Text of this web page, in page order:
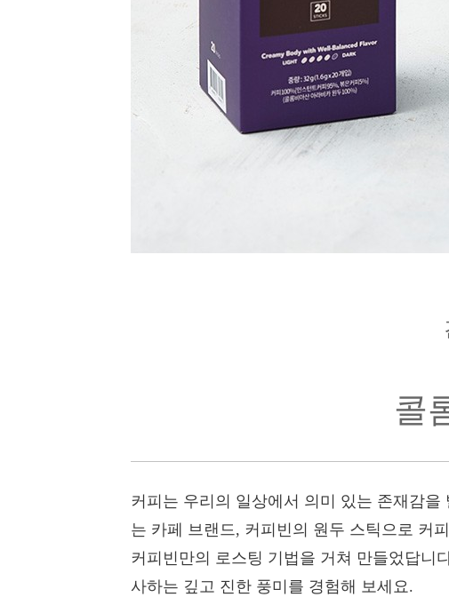
콜
커피는 우리의 일상에서 의미 있는 존재감
는 카페 브랜드, 커피빈의 원두 스틱으로 커
커피빈만의 로스팅 기법을 거쳐 만들었답니
사하는 깊고 진한 풍미를 경험해 보세요.